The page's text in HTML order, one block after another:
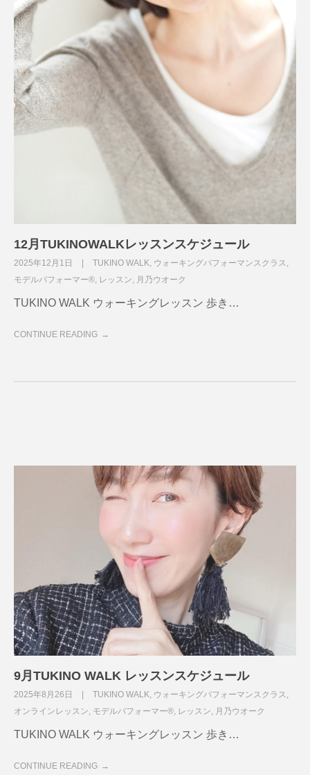
12月TUKINOWALKレッスンスケジュール
2025年12月1日 TUKINO WALK, ウォーキングパフォーマンスクラス ,
モデルパフォーマー®, レッスン, 月乃ウオーク
TUKINO WALK ウォーキングレッスン 歩き…
CONTINUE READING
9月TUKINO WALK レッスンスケジュール
2025年8月26日 TUKINO WALK ウォーキングパフォーマンスクラス
オンラインレッスン モデルパフォーマー® レッスン 月乃ウオーク
TUKINO WALK ウォーキングレッスン 歩き…
CONTINUE READING